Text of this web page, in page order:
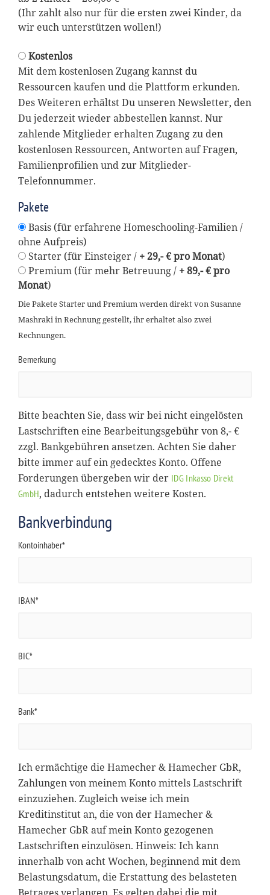
(Ihr zahlt also nur für die ersten zwei Kinder, da
wir euch unterstützen wollen!)
Kostenlos
Mit dem kostenlosen Zugang kannst du
Ressourcen kaufen und die Plattform erkunden.
Des Weiteren erhältst Du unseren Newsletter, den
Du jederzeit wieder abbestellen kannst. Nur
zahlende Mitglieder erhalten Zugang zu den
kostenlosen Ressourcen, Antworten auf Fragen,
Familienprofilien und zur Mitglieder-
Telefonnummer.
Pakete
Basis (für erfahrene Homeschooling-Familien /
ohne Aufpreis)
Starter (für Einsteiger / + 29,- € pro Monat)
Premium (für mehr Betreuung / + 89,- € pro
Monat)
Die Pakete Starter und Premium werden direkt von Susanne
Mashraki in Rechnung gestellt, ihr erhaltet also zwei
Rechnungen.
Bemerkung
Bitte beachten Sie, dass wir bei nicht eingelösten
Lastschriften eine Bearbeitungsgebühr von 8,- €
zzgl. Bankgebühren ansetzen. Achten Sie daher
bitte immer auf ein gedecktes Konto. Offene
Forderungen übergeben wir der IDG Inkasso Direkt
GmbH, dadurch entstehen weitere Kosten.
Bankverbindung
Kontoinhaber*
IBAN*
BIC*
Bank*
Ich ermächtige die Hamecher & Hamecher GbR,
Zahlungen von meinem Konto mittels Lastschrift
einzuziehen. Zugleich weise ich mein
Kreditinstitut an, die von der Hamecher &
Hamecher GbR auf mein Konto gezogenen
Lastschriften einzulösen. Hinweis: Ich kann
innerhalb von acht Wochen, beginnend mit dem
Belastungsdatum, die Erstattung des belasteten